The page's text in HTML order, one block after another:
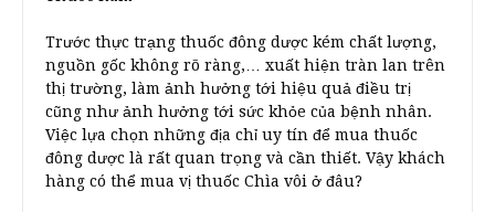
Trước thực trạng thuốc đông dược kém chất lượng,
nguồn gốc không rõ ràng,… xuất hiện tràn lan trên
thị trường, làm ảnh hưởng tới hiệu quả điều trị
cũng như ảnh hưởng tới sức khỏe của bệnh nhân.
Việc lựa chọn những địa chỉ uy tín để mua thuốc
đông dược là rất quan trọng và cần thiết. Vậy khách
hàng có thể mua vị thuốc Chìa vôi ở đâu?